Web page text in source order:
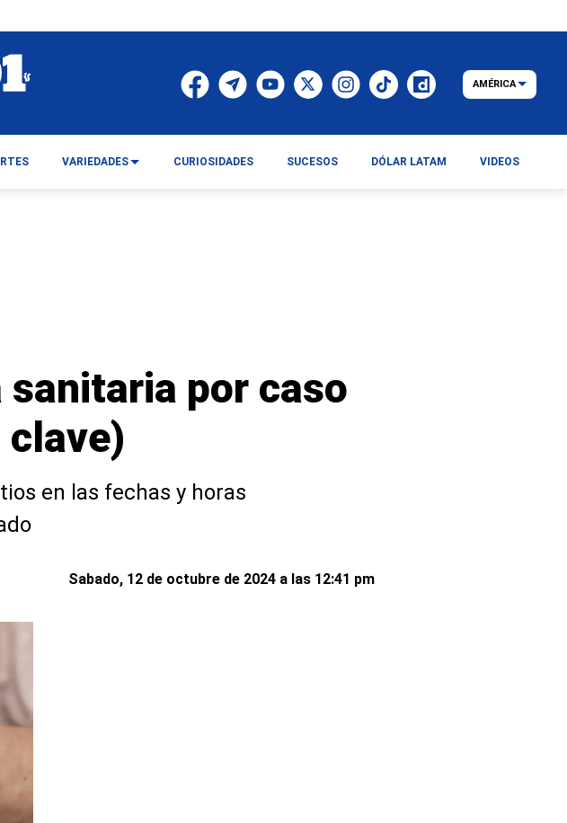
sanitaria por caso
clave)
en las fechas y horas
Sabado, 12 de octubre de 2024 a las 12:41 pm
AMÉRICA
VARIEDADES CURIOSIDADES SUCESOS DÓLAR LATAM VIDEOS